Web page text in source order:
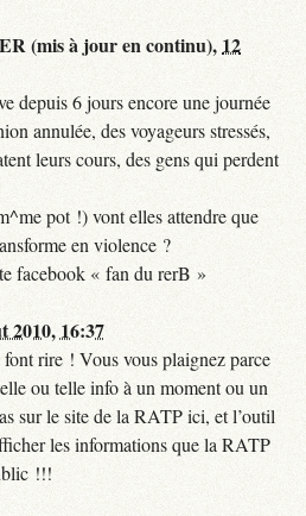
(mis à jour en continu), 12
depuis 6 jours encore une journée
annulée, des voyageurs stressés,
leurs cours, des gens qui perdent
pot !) vont elles attendre que
en violence ?
facebook « fan du rerB »
2010, 16:37
font rire ! Vous vous plaignez parce
ou telle info à un moment ou un
sur le site de la RATP ici, et l’outil
les informations que la RATP
!!!